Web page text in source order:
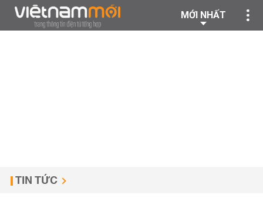
MỚI NHẤT
TIN TỨC